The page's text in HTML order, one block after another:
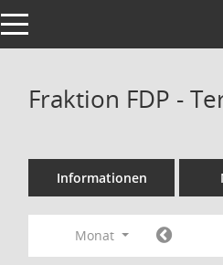
Toggle navigation
Fraktion FDP -
Informationen
Monat